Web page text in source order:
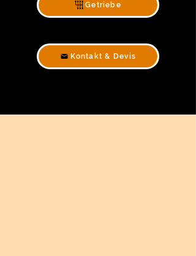
Getriebe
Kontakt & Devis